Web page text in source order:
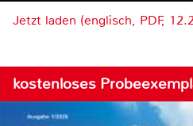
Jetzt laden (englisch, PDF,
kostenloses